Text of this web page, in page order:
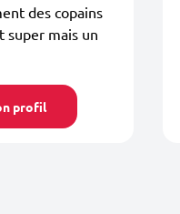
des copains
super mais un
profil